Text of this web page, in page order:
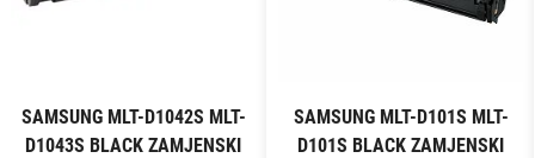
SAMSUNG MLT-D1042S MLT-
D1043S BLACK ZAMJENSKI
SAMSUNG MLT-D101S MLT-
D101S BLACK ZAMJENSKI